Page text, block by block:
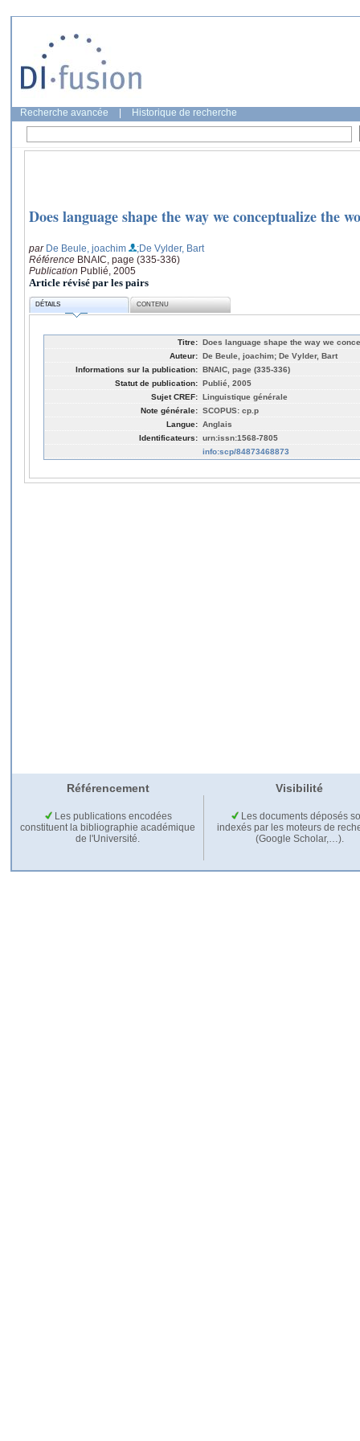
Recherche avancée Historique de recherche
Does language shape the way we conceptualize the
par De Beule, joachim
;De Vylder, Bart
Référence BNAIC, page (335-336)
Publication Publié, 2005
Article révisé par les pairs
DÉTAILS CONTENU
Titre: Does language shape the way we
Auteur: De Beule, joachim; De Vylder, Bart
Informations sur la publication: BNAIC, page (335-336)
Statut de publication: Publié, 2005
Sujet CREF: Linguistique générale
Note générale: SCOPUS: cp.p
Langue: Anglais
Identificateurs: urn:issn:1568-7805
info:scp/84873468873
Référencement Visibilité
Les publications encodées
constituent la bibliographie académique
de l'Université.
Les documents déposés
indexés par les moteurs de
(Google Scholar,…).